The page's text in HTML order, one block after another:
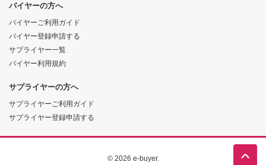
バイヤーの方へ
バイヤーご利用ガイド
バイヤー登録申請する
サプライヤー一覧
バイヤー利用規約
サプライヤーの方へ
サプライヤーご利用ガイド
サプライヤー登録申請する
© 2026 e-buyer.